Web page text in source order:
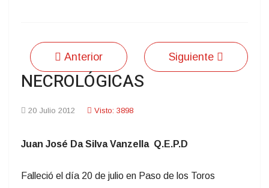
Anterior Siguiente
NECROLÓGICAS
20 Julio 2012 Visto: 3898
Juan José Da Silva Vanzella Q.E.P.D
Falleció el día 20 de julio en Paso de los Toros